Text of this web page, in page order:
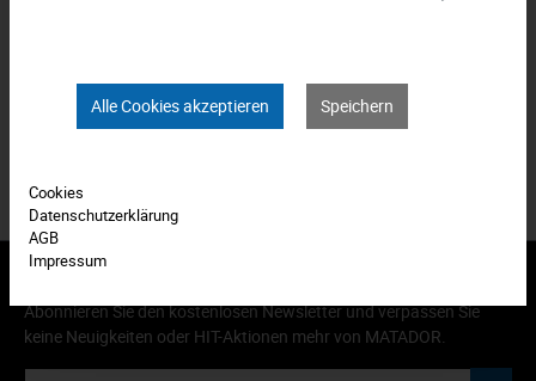
Produkt FAQs
Abonnieren Sie den kostenlosen Newsletter und verpassen Sie
keine Neuigkeiten oder HIT-Aktionen mehr von MATADOR.
Alle Cookies akzeptieren Speichern
Cookies
Datenschutzerklärung
AGB
Impressum